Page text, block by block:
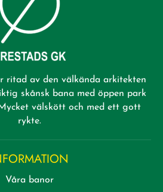
ritad av den välkända arkitekten
skånsk bana med öppen park
välskött och med ett gott
rykte.
Våra banor